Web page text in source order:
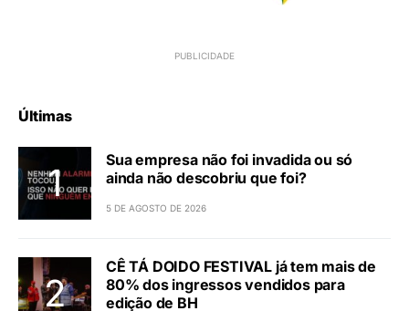
Últimas
Sua empresa não foi invadida ou só
ainda não descobriu que foi?
5 DE AGOSTO DE 2026
CÊ TÁ DOIDO FESTIVAL já tem mais de
80% dos ingressos vendidos para
edição de BH